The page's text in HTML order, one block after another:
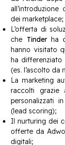
dei marketplace;
L’offerta di
che Tinderha
hanno visitato
ha differenziato
(es. l’ascolto da
La marketing
raccolti grazie
personalizzati
(lead scoring);
Il nurturing dei
offerte da
digitali;